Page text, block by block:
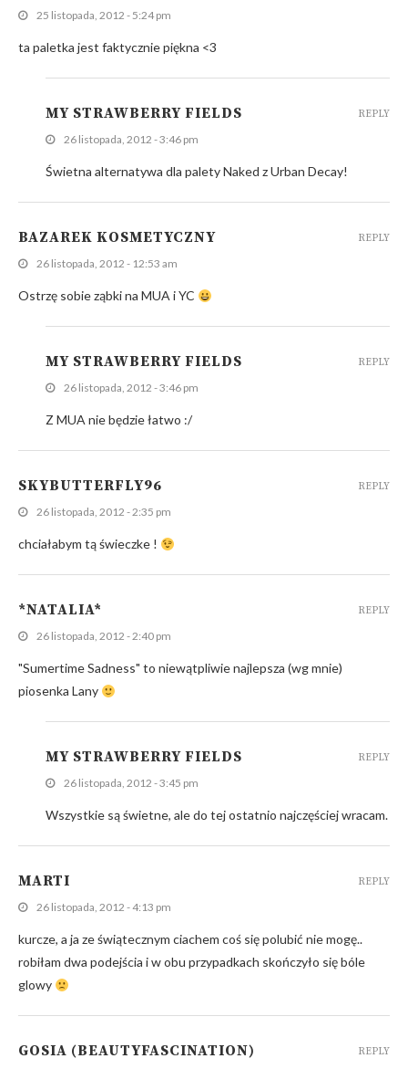
25 listopada, 2012 - 5:24 pm
ta paletka jest faktycznie piękna <3
MY STRAWBERRY FIELDS
26 listopada, 2012 - 3:46 pm
Świetna alternatywa dla palety Naked z Urban Decay!
REPLY
BAZAREK KOSMETYCZNY
26 listopada, 2012 - 12:53 am
Ostrzę sobie ząbki na MUA i YC
REPLY
MY STRAWBERRY FIELDS
26 listopada, 2012 - 3:46 pm
Z MUA nie będzie łatwo :/
REPLY
SKYBUTTERFLY96
26 listopada, 2012 - 2:35 pm
chciałabym tą świeczke !
REPLY
*NATALIA*
26 listopada, 2012 - 2:40 pm
"Sumertime Sadness" to niewątpliwie najlepsza (wg mnie)
piosenka Lany
REPLY
MY STRAWBERRY FIELDS
26 listopada, 2012 - 3:45 pm
Wszystkie są świetne, ale do tej ostatnio najczęściej wracam.
REPLY
MARTI
26 listopada, 2012 - 4:13 pm
kurcze, a ja ze świątecznym ciachem coś się polubić nie mogę..
robiłam dwa podejścia i w obu przypadkach skończyło się bóle
glowy
REPLY
GOSIA (BEAUTYFASCINATION) REPLY